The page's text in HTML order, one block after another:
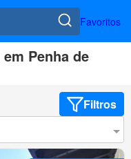
Favoritos
Penha de
Filtros